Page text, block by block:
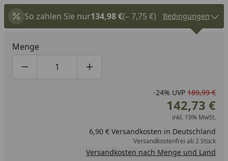
So zahlen Sie nur134,98 €(– 7,75 €) Bedingungen
Menge
Produktmenge um eins verringern
Produktmenge manuell eingeben
Produktmenge um eins erhöhen
-24% UVP 189,99 €
142,73 €
inkl. 19% MwSt.
6,90 € Versandkosten in Deutschland
Versandkostenfrei ab 2 Stück
Versandkosten nach Menge und Land